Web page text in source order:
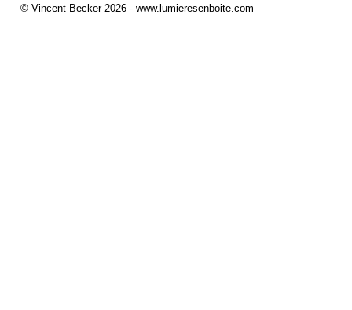
© Vincent Becker 2026 - www.lumieresenboite.com